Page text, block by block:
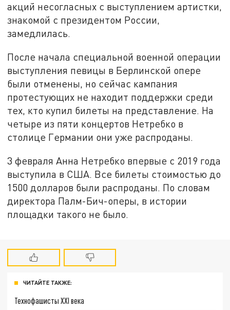
акций несогласных с выступлением артистки,
знакомой с президентом России,
замедлилась.
После начала специальной военной операции
выступления певицы в Берлинской опере
были отменены, но сейчас кампания
протестующих не находит поддержки среди
тех, кто купил билеты на представление. На
четыре из пяти концертов Нетребко в
столице Германии они уже распроданы.
3 февраля Анна Нетребко впервые с 2019 года
выступила в США. Все билеты стоимостью до
1500 долларов были распроданы. По словам
директора Палм-Бич-оперы, в истории
площадки такого не было.
ЧИТАЙТЕ ТАКЖЕ:
Технофашисты XXI века